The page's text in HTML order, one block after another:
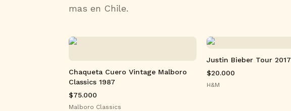
mas en Chile.
Chaqueta Cuero Vintage Malboro
Classics 1987
$75.000
Malboro Classics
Justin Bieber Tour 2017
$20.000
H&M